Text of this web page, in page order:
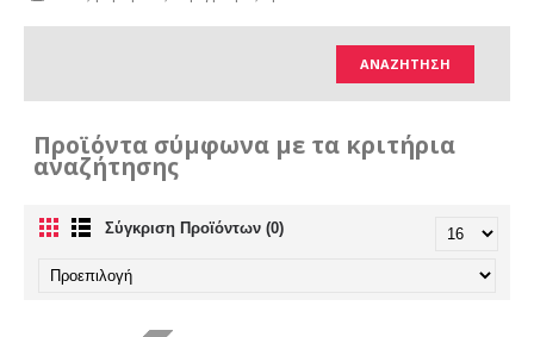
Προϊόντα σύμφωνα με τα κριτήρια
αναζήτησης
Σύγκριση Προϊόντων (0)